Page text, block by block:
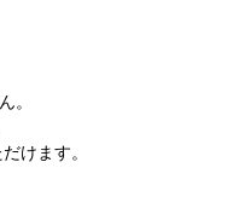
。
けます。